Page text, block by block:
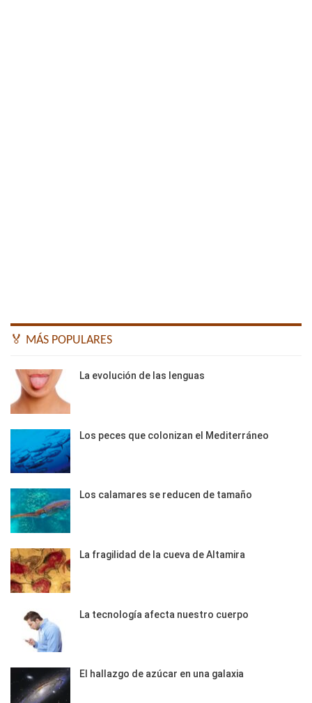
🏅 MÁS POPULARES
La evolución de las lenguas
Los peces que colonizan el Mediterráneo
Los calamares se reducen de tamaño
La fragilidad de la cueva de Altamira
La tecnología afecta nuestro cuerpo
El hallazgo de azúcar en una galaxia